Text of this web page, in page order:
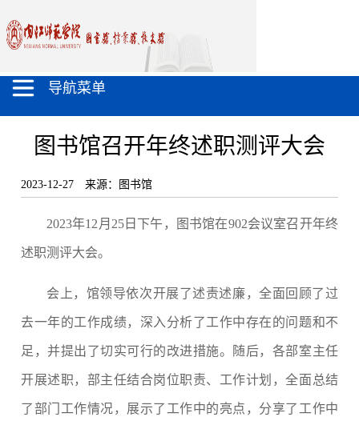
导航菜单
图书馆召开年终述职测评大会
2023-12-27 来源：图书馆
2023年12 月 25日下午，图书馆在902会议室召开年终
述职测评大会。
会上 ，馆领导依次开展了述责述廉，全面回顾了过
去一年的工作成绩， 深入分析了工作中存在的问题和不
足，并提出了切实可行的改进措施。 随后， 各部室主任
开展述职 ，部主任结合岗位职责、工作计划 ，全面总结
了部门工作情况， 展示了工作中的亮点 ， 分享了工作中